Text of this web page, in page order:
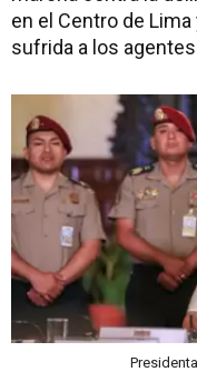
en el Centro de
sufrida a los